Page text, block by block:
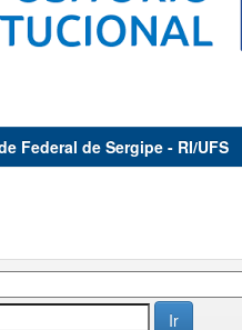
Federal de Sergipe - RI/UFS